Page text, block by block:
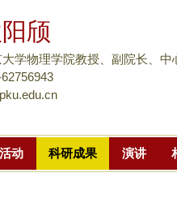
到
主
颀
学物理学院教授、副院长、中
活动 科研成果 演讲